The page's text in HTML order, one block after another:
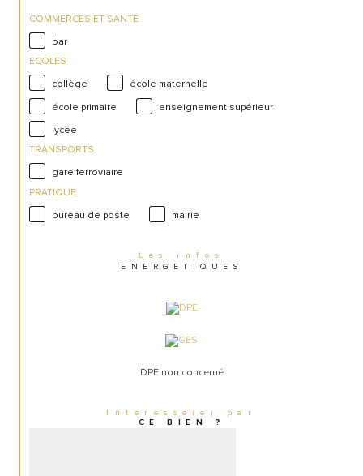
COMMERCES ET SANTÉ
bar
ECOLES
collège
école maternelle
école primaire
enseignement supérieur
lycée
TRANSPORTS
gare ferroviaire
PRATIQUE
bureau de poste
mairie
Les infos
ENERGETIQUES
DPE non concerné
Intéressé(e) par
CE BIEN ?